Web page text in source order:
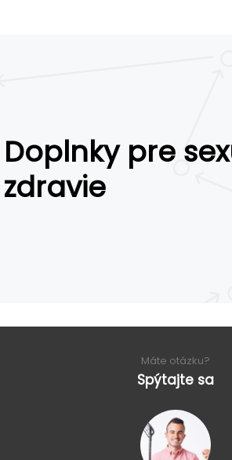
Doplnky pre
zdravie
Máte otázku?
Spýtajte sa